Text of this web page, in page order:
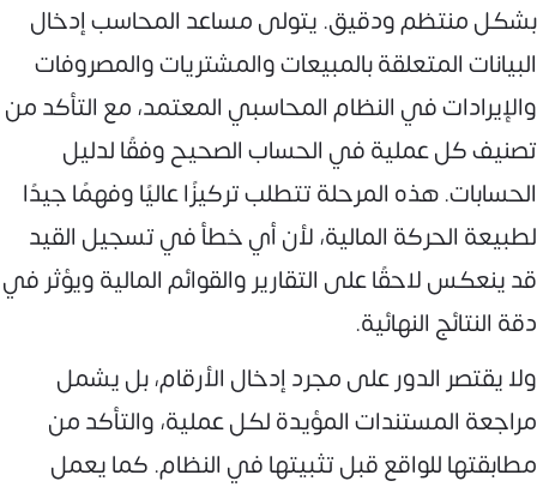
بشكل منتظم ودقيق. يتولى مساعد المحاسب إدخال
البيانات المتعلقة بالمبيعات والمشتريات والمصروفات
والإيرادات في النظام المحاسبي المعتمد، مع التأكد من
تصنيف كل عملية في الحساب الصحيح وفقًا لدليل
الحسابات. هذه المرحلة تتطلب تركيزًا عاليًا وفهمًا جيدًا
لطبيعة الحركة المالية، لأن أي خطأ في تسجيل القيد
قد ينعكس لاحقًا على التقارير والقوائم المالية ويؤثر في
دقة النتائج النهائية.
ولا يقتصر الدور على مجرد إدخال الأرقام، بل يشمل
مراجعة المستندات المؤيدة لكل عملية، والتأكد من
مطابقتها للواقع قبل تثبيتها في النظام. كما يعمل